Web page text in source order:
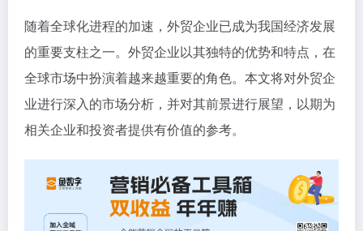
随着全球化进程的加速，外贸企业已成为我国经济发展
的重要支柱之一。外贸企业以其独特的优势和特点，在
全球市场中扮演着越来越重要的角色。本文将对外贸企
业进行深入的市场分析，并对其前景进行展望，以期为
相关企业和投资者提供有价值的参考。